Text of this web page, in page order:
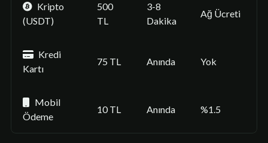
Kripto
(USDT)
500
TL
3-8
Dakika
Ağ Ücreti
Kredi
Kartı
75 TL Anında Yok
Mobil
Ödeme
10 TL Anında %1.5